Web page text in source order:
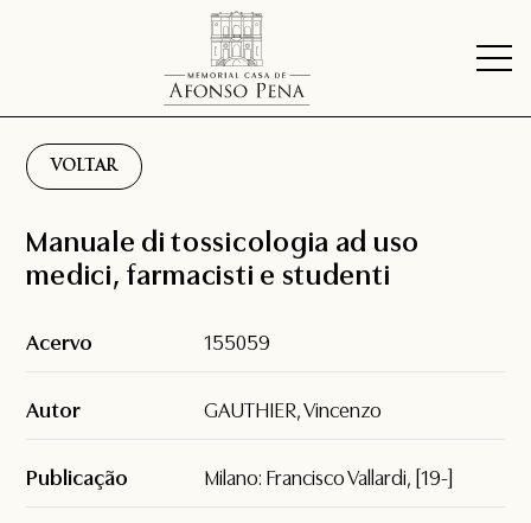
VOLTAR
Manuale di tossicologia ad uso
medici, farmacisti e studenti
Acervo 155059
Autor GAUTHIER, Vincenzo
Publicação Milano: Francisco Vallardi, [19-]